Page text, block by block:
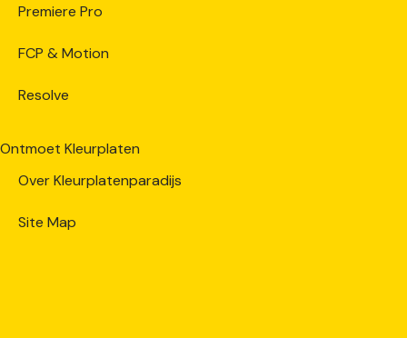
Premiere Pro
FCP & Motion
Resolve
Ontmoet Kleurplaten
Over Kleurplatenparadijs
Site Map